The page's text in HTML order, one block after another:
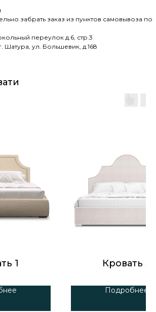
забрать заказ из пунктов самовывоза по
переулок д.6, стр.3
Шатура, ул. Большевик, д.168
1 Кровать 3
Подробнее